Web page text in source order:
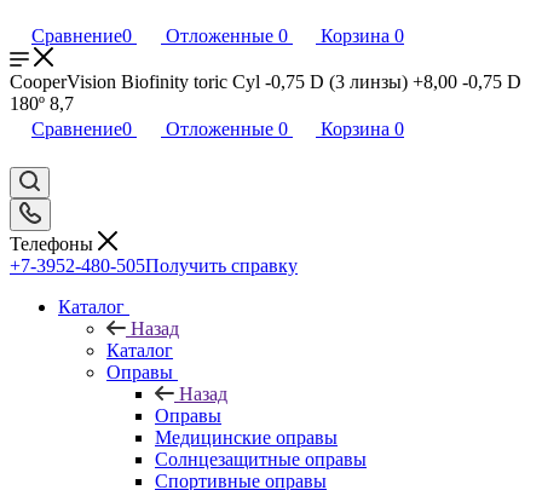
Сравнение0 Отложенные 0 Корзина 0
CooperVision Biofinity toric Cyl -0,75 D (3 линзы) +8,00 -0,75 D
180º 8,7
Сравнение0 Отложенные 0 Корзина 0
Телефоны
+7-3952-480-505Получить справку
Каталог
Назад
Каталог
Оправы
Назад
Оправы
Медицинские оправы
Солнцезащитные оправы
Спортивные оправы